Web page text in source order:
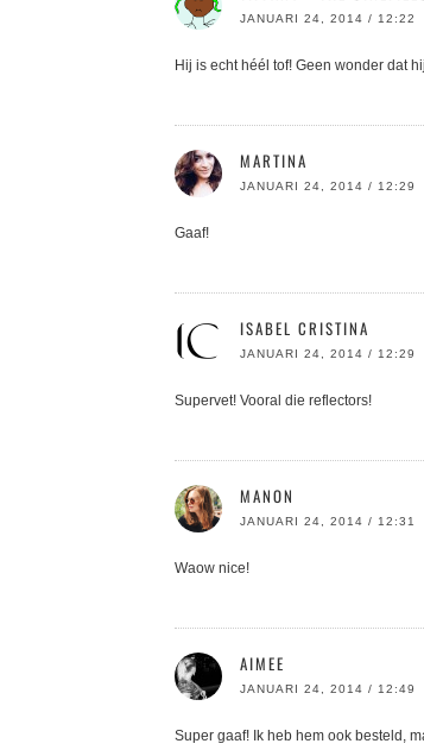
JANUARI 24, 2014 / 12:22
Hij is echt héél tof! Geen wonder dat
MARTINA
JANUARI 24, 2014 / 12:29
Gaaf!
ISABEL CRISTINA
JANUARI 24, 2014 / 12:29
Supervet! Vooral die reflectors!
MANON
JANUARI 24, 2014 / 12:31
Waow nice!
AIMEE
JANUARI 24, 2014 / 12:49
Super gaaf! Ik heb hem ook besteld,